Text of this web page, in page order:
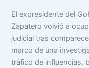
El expresidente del
Zapatero volvió a
judicial tras
marco de una
tráfico de influencias,